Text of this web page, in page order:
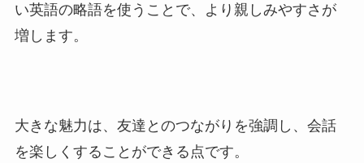
い英語の略語を使うことで、より親しみやすさが
増します。
大きな魅力は、友達とのつながりを強調し、会話
を楽しくすることができる点です。